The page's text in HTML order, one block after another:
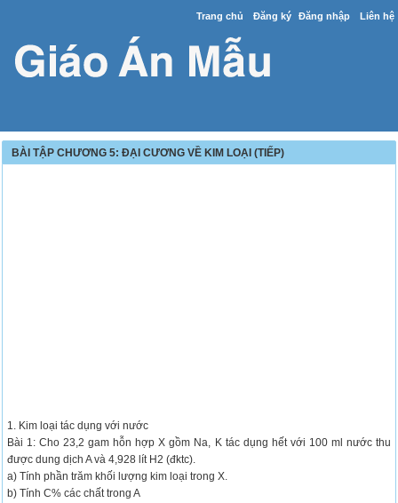
Trang chủ Đăng ký Đăng nhập Liên hệ
BÀI TẬP CHƯƠNG 5: ĐẠI CƯƠNG VỀ KIM LOẠI (TIẾP)
1. Kim loại tác dụng với nước
Bài 1: Cho 23,2 gam hỗn hợp X gồm Na, K tác dụng hết với 100 ml nước thu
được dung dịch A và 4,928 lít H2 (đktc).
a) Tính phần trăm khối lượng kim loại trong X.
b) Tính C% các chất trong A